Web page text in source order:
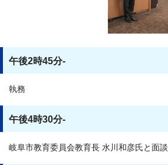
午後2時45分-
執務
午後4時30分-
岐阜市教育委員会教育長 水川和彦氏と面談